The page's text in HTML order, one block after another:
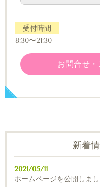
受付時間
8:30〜21:30
お問合せ
新着
2021/05/11
ホームページを公開しまし